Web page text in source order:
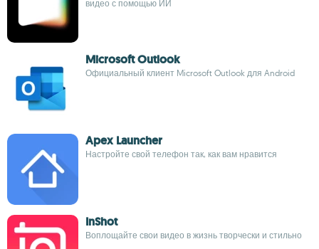
видео с помощью ИИ
Microsoft Outlook
Официальный клиент Microsoft Outlook для Android
Apex Launcher
Настройте свой телефон так, как вам нравится
InShot
Воплощайте свои видео в жизнь творчески и стильно